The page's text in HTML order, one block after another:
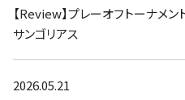
パートナー
【Review】プレーオフトーナメ
サンゴリアス
2026.05.21